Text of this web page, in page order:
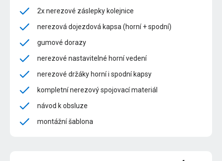
2x nerezové záslepky kolejnice
nerezová dojezdová kapsa (horní + spodní)
gumové dorazy
nerezové nastavitelné horní vedení
nerezové držáky horní i spodní kapsy
kompletní nerezový spojovací materiál
návod k obsluze
montážní šablona